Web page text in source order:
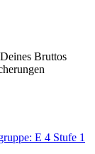
Bruttos
E 4 Stufe 1